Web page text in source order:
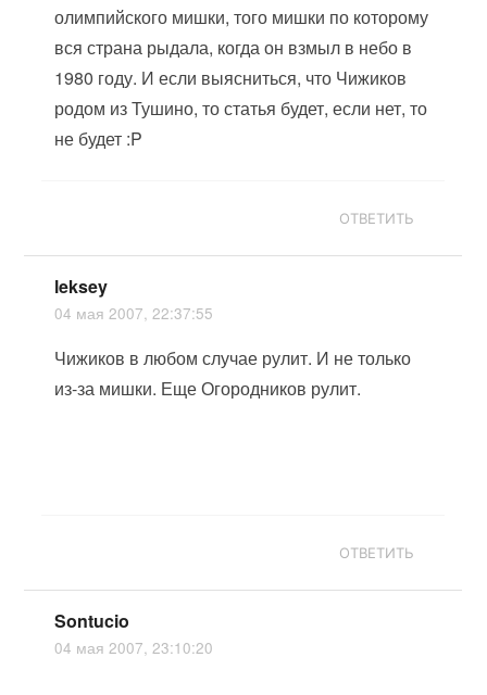
олимпийского мишки, того мишки по которому
вся страна рыдала, когда он взмыл в небо в
1980 году. И если выясниться, что Чижиков
родом из Тушино, то статья будет, если нет, то
не будет :P
ОТВЕТИТЬ
leksey
04 мая 2007, 22:37:55
Чижиков в любом случае рулит. И не только
из-за мишки. Еще Огородников рулит.
ОТВЕТИТЬ
Sontucio
04 мая 2007, 23:10:20